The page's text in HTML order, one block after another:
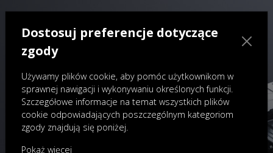
Dostosuj preferencje dotyczące
zgody
Używamy plików cookie, aby pomóc użytkownikom w
sprawnej nawigacji i wykonywaniu określonych funkcji.
Szczegółowe informacje na temat wszystkich plików
cookie odpowiadających poszczególnym kategoriom
zgody znajdują się poniżej.
Pokaż więcej